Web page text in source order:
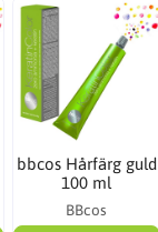
bbcos Hårfärg guld
100 ml
BBcos